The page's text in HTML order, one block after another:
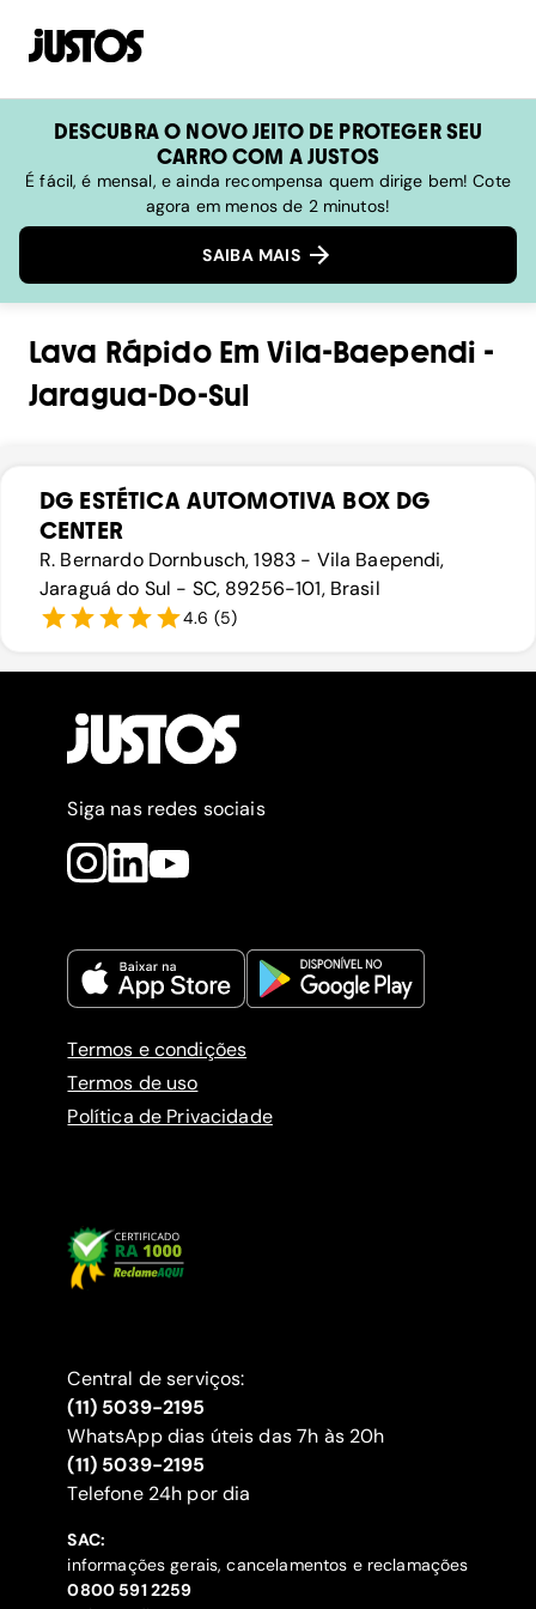
DESCUBRA O NOVO JEITO DE PROTEGER SEU
CARRO COM A JUSTOS
É fácil, é mensal, e ainda recompensa quem dirige bem! Cote
agora em menos de 2 minutos!
SAIBA MAIS
Lava RápidoEmVila-Baependi -
Jaragua-Do-Sul
DG ESTÉTICA AUTOMOTIVA BOX DG
CENTER
R. Bernardo Dornbusch, 1983 - Vila Baependi,
Jaraguá do Sul - SC, 89256-101, Brasil
4.6 (5)
Siga nas redes sociais
Termos e condições
Termos de uso
Política de Privacidade
Central de serviços:
(11) 5039-2195
WhatsApp dias úteis das 7h às 20h
(11) 5039-2195
‍Telefone 24h por dia
SAC:
informações gerais, cancelamentos e reclamações
‍0800 591 2259